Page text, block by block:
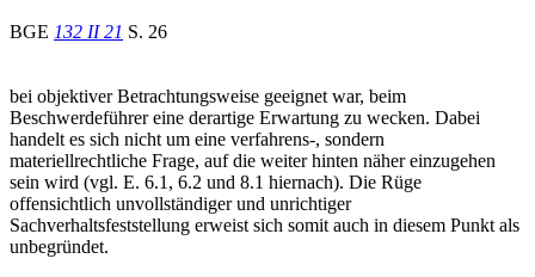
BGE 132 II 21 S. 26
bei objektiver Betrachtungsweise geeignet war, beim
Beschwerdeführer eine derartige Erwartung zu wecken. Dabei
handelt es sich nicht um eine verfahrens-, sondern
materiellrechtliche Frage, auf die weiter hinten näher einzugehen
sein wird (vgl. E. 6.1, 6.2 und 8.1 hiernach). Die Rüge
offensichtlich unvollständiger und unrichtiger
Sachverhaltsfeststellung erweist sich somit auch in diesem Punkt als
unbegründet.